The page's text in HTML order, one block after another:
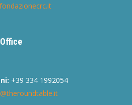
+39 334 1992054